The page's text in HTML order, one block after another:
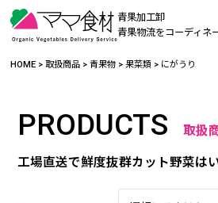
青果加工卸
青果物流をコーディネ
HOME >取扱商品 >青果物 >果菜類 > にがうり
PRODUCTS 取扱
工場直送で鮮度抜群カット野菜は